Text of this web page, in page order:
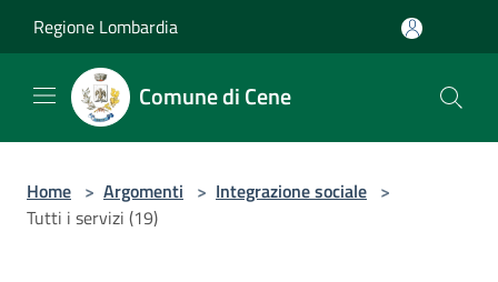
Regione Lombardia
Comune di Cene
Home > Argomenti > Integrazione sociale >
Tutti i servizi (19)